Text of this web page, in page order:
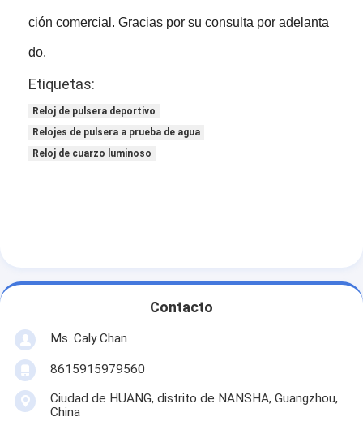
ción comercial. Gracias por su consulta por adelanta
do.
Etiquetas:
Reloj de pulsera deportivo
Relojes de pulsera a prueba de agua
Reloj de cuarzo luminoso
Contacto
Ms. Caly Chan
8615915979560
Ciudad de HUANG, distrito de NANSHA, Guangzhou,
China